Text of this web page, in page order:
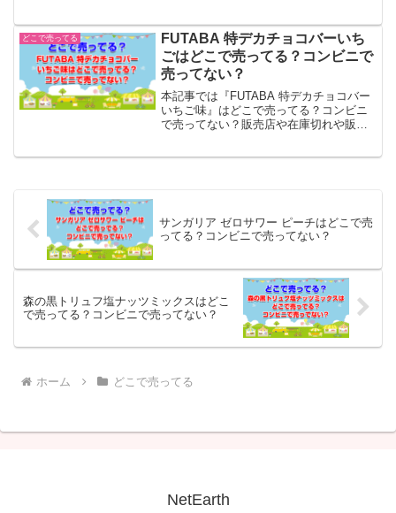
ン、ドンキ、ロフト、東急ハンズ等を調
査...
どこで売ってる
FUTABA 特デカチョコバーいち
ごはどこで売ってる？コンビニで
売ってない？
本記事では『FUTABA 特デカチョコバー
いちご味』はどこで売ってる？コンビニ
で売ってない？販売店や在庫切れや販売
サンガリア ゼロサワー ピーチはどこで売
ってる？コンビニで売ってない？
森の黒トリュフ塩ナッツミックスはどこ
で売ってる？コンビニで売ってない？
ホーム どこで売ってる
NetEarth